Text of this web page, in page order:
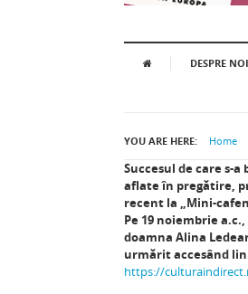
DESPRE NOI
YOU ARE HERE: Home
Succesul de care s-a
aflate în pregătire,
recent la „Mini-
Pe 19 noiembrie
doamna Alina
urmărit accesând
https://